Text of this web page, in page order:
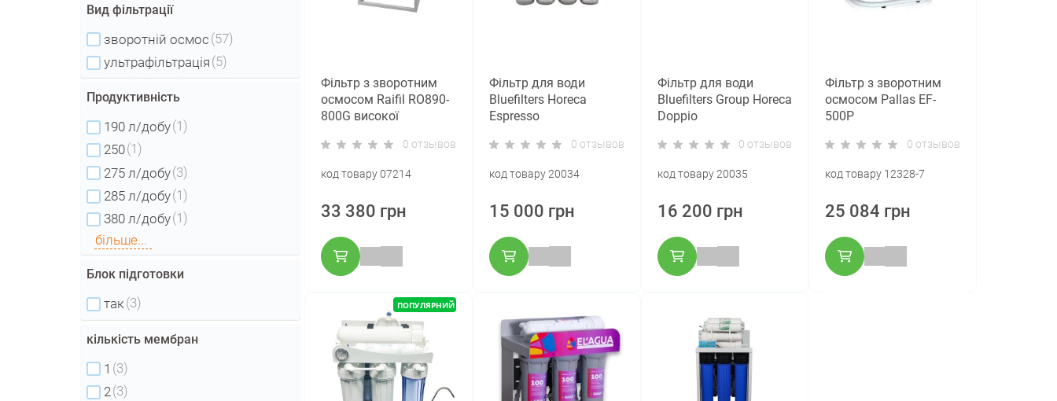
Вид фільтрації
зворотній осмос (57)
ультрафільтрація (5)
Продуктивність
190 л/добу(1)
250(1)
275 л/добу(3)
285 л/добу(1)
380 л/добу(1)
більше...
Блок підготовки
так(3)
кількість мембран
1 (3)
2(3)
Фільтр з зворотним
осмосом Raifil RO890-
800G високої
0 отзывов
код товару 07214
33 380 грн
Фільтр для води
Bluefilters Horeca
Espresso
0 отзывов
код товару 20034
15 000 грн
Фільтр для води
Bluefilters Group Horeca
Doppio
0 отзывов
код товару 20035
16 200 грн
Фільтр з зворотним
осмосом Pallas ЕF-
500P
0 отзывов
код товару 12328-7
25 084 грн
ПОПУЛЯРНИЙ